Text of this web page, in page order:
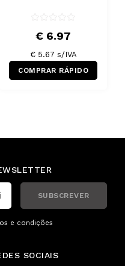
€ 6.97
€ 5.67 s/IVA
COMPRAR RÁPIDO
SUBSCREVER
e condições
SOCIAIS